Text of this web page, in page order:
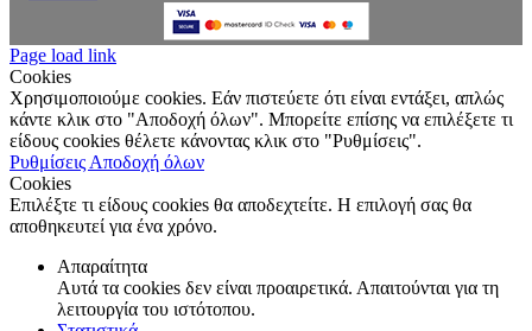
Page load link
Cookies
Χρησιμοποιούμε cookies. Εάν πιστεύετε ότι είναι εντάξει, απλώς
κάντε κλικ στο "Αποδοχή όλων". Μπορείτε επίσης να επιλέξετε τι
είδους cookies θέλετε κάνοντας κλικ στο "Ρυθμίσεις".
Ρυθμίσεις Αποδοχή όλων
Cookies
Επιλέξτε τι είδους cookies θα αποδεχτείτε. Η επιλογή σας θα
αποθηκευτεί για ένα χρόνο.
Απαραίτητα
Αυτά τα cookies δεν είναι προαιρετικά. Απαιτούνται για τη
λειτουργία του ιστότοπου.